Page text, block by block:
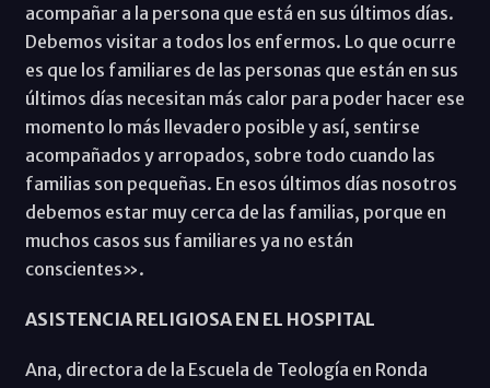
acompañar a la persona que está en sus últimos días.
Debemos visitar a todos los enfermos. Lo que ocurre
es que los familiares de las personas que están en sus
últimos días necesitan más calor para poder hacer ese
momento lo más llevadero posible y así, sentirse
acompañados y arropados, sobre todo cuando las
familias son pequeñas. En esos últimos días nosotros
debemos estar muy cerca de las familias, porque en
muchos casos sus familiares ya no están
conscientes».
ASISTENCIA RELIGIOSA EN EL HOSPITAL
Ana, directora de la Escuela de Teología en Ronda